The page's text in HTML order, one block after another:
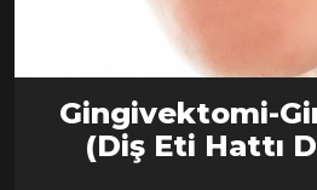
Gingivektomi-
(Diş Eti Hattı